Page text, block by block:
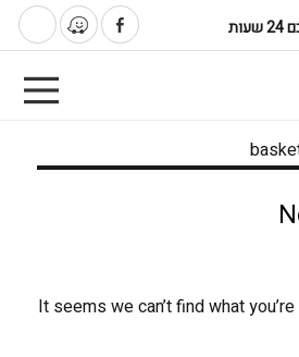
It seems we can’t find what